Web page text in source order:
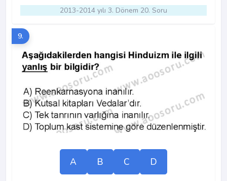
2013-2014 yılı 3. Dönem 20. Soru
9.
A B C D